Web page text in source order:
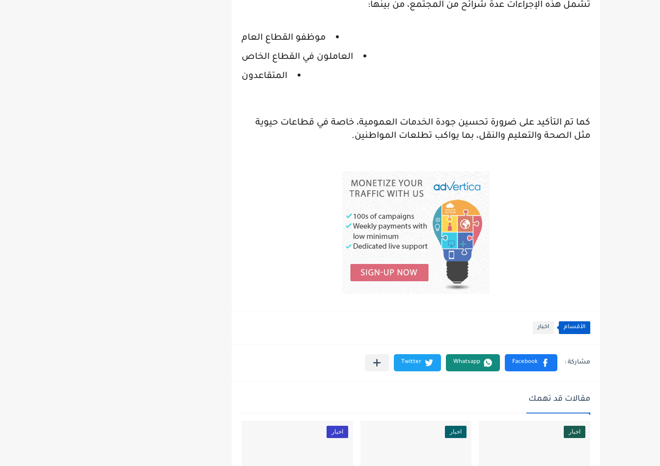
تشمل هذه الإجراءات عدة شرائح من المجتمع، من بينها:
موظفو القطاع العام
العاملون في القطاع الخاص
المتقاعدون
كما تم التأكيد على ضرورة تحسين جودة الخدمات العمومية، خاصة في قطاعات حيوية
مثل الصحة والتعليم والنقل، بما يواكب تطلعات المواطنين.
الأقسام اخبار
مقالات قد تهمك
اخبار اخبار اخبار